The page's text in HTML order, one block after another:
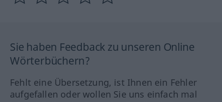
Sie haben Feedback zu unseren Online
Wörterbüchern?
Fehlt eine Übersetzung, ist Ihnen ein Fehler
aufgefallen oder wollen Sie uns einfach mal